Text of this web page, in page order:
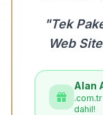
"Tek
Web
Alan
.com.tr
dahil!